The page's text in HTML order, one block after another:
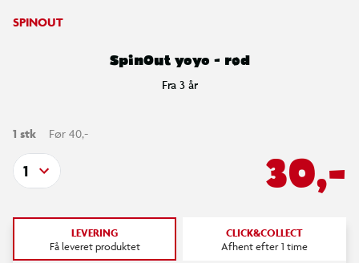
SPINOUT
SpinOut yoyo - rød
Fra 3 år
1 stk Før 40,-
30,-
1
LEVERING
Få leveret produktet
CLICK&COLLECT
Afhent efter 1 time